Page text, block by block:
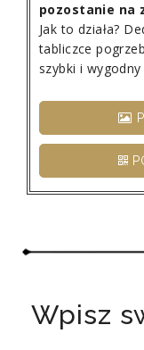
pozostanie na
Jak to działa?
tabliczce
szybki i
Wpisz